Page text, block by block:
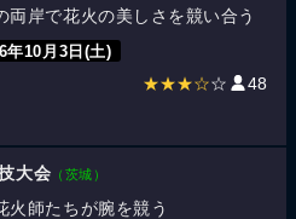
両岸で花火の美しさを競い合う
年10月3日(土)
★★★☆☆ 48
大会 （茨城）
火師たちが腕を競う